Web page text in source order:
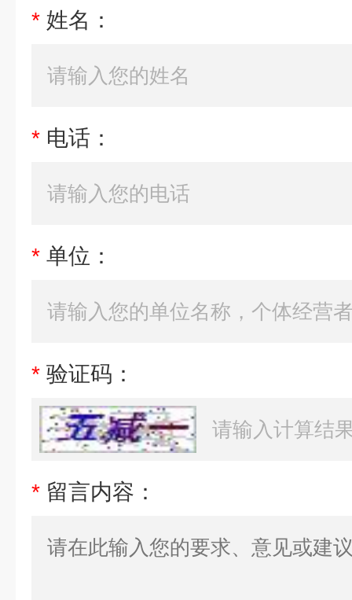
* 姓名：
* 电话：
* 单位：
* 验证码：
* 留言内容：